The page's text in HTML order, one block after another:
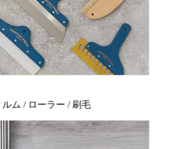
ム / ローラー / 刷毛